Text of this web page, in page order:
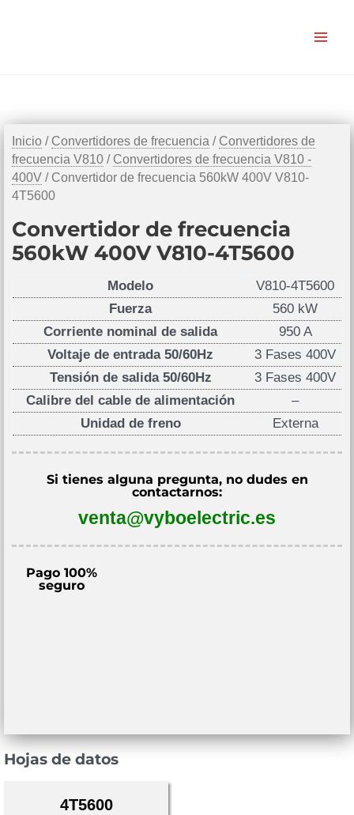
Inicio / Convertidores de frecuencia / Convertidores de
frecuencia V810 / Convertidores de frecuencia V810 -
400V / Convertidor de frecuencia 560kW 400V V810-
4T5600
Convertidor de frecuencia
560kW 400V V810-4T5600
Modelo
V810-4T5600
Fuerza
560 kW
Corriente nominal de salida
950 A
Voltaje de entrada 50/60Hz
3 Fases 400V
Tensión de salida 50/60Hz
3 Fases 400V
Calibre del cable de alimentación
–
Unidad de freno
Externa
Si tienes alguna pregunta, no dudes en
contactarnos:
venta@vyboelectric.es
Pago 100%
seguro
Hojas de datos
4T5600